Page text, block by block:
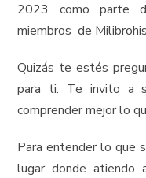
2023 como parte
miembros de
Quizás te estés
para ti. Te invito a
comprender mejor lo
Para entender lo que
lugar donde atiendo